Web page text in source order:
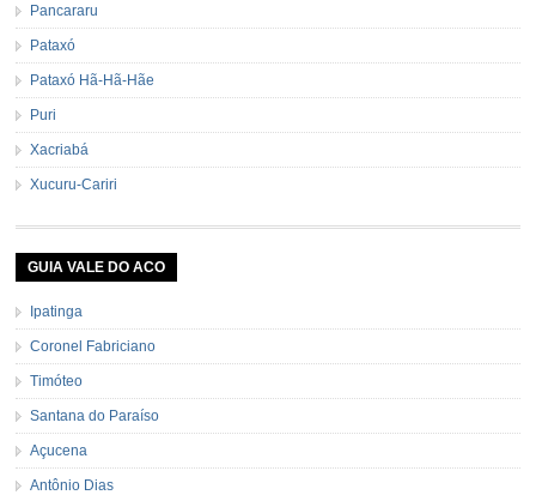
Pancararu
Pataxó
Pataxó Hã-Hã-Hãe
Puri
Xacriabá
Xucuru-Cariri
GUIA VALE DO ACO
Ipatinga
Coronel Fabriciano
Timóteo
Santana do Paraíso
Açucena
Antônio Dias